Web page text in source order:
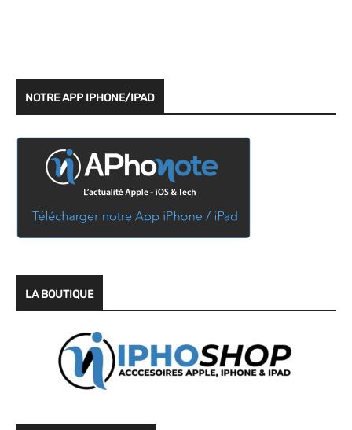
NOTRE APP IPHONE/IPAD
LA BOUTIQUE